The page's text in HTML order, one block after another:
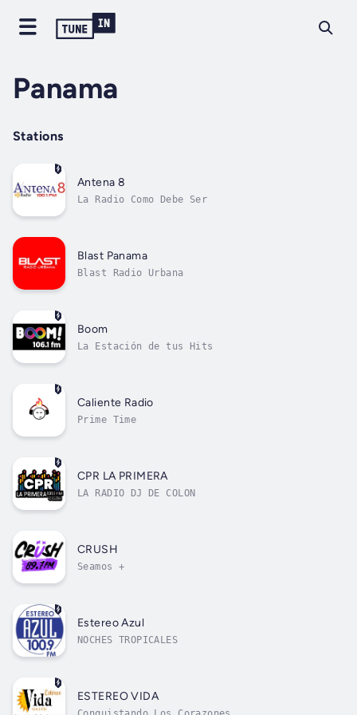
Panama
Stations
Antena 8
La Radio Como Debe Ser
Blast Panama
Blast Radio Urbana
Boom
La Estación de tus Hits
Caliente Radio
Prime Time
CPR LA PRIMERA
LA RADIO DJ DE COLON
CRUSH
Seamos +
Estereo Azul
NOCHES TROPICALES
ESTEREO VIDA